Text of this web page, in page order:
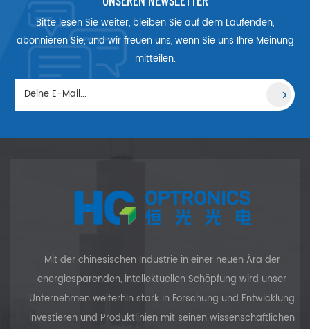
Strahlaufweitung
und eine breite
Palette von
Anwendungen.
Diese Linsen
können auch als
werden, wenn ein
zylindrischer
Oberfläche
erforderlich ist.
einem breiten
Anwendungsbereich
nützlich. Diese
Abbildungssysteme
Bitte lesen Sie weiter, bleiben Sie auf dem Laufenden,
abonnieren Sie, und wir freuen uns, wenn Sie uns Ihre Meinung
mitteilen.
Mit der chinesischen Industrie in einer neuen Ära der
energiesparenden, intellektuellen Schöpfung wird unser
Unternehmen weiterhin stark in Forschung und Entwicklung
investieren und Produktlinien mit seinen wissenschaftlichen